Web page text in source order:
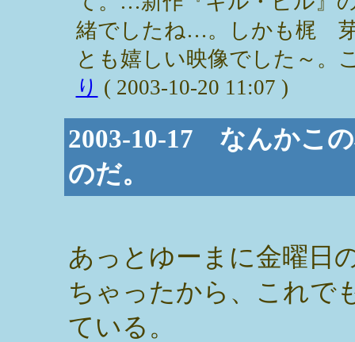
緒でしたね…。しかも梶
とも嬉しい映像でした～。
り ( 2003-10-20 11:07 )
2003-10-17 なんかこ
のだ。
あっとゆーまに金曜日
ちゃったから、これで
ている。